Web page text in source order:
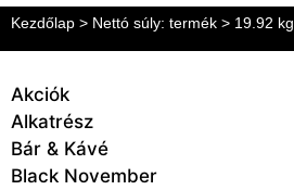
Kezdőlap > Nettó súly: termék > 19.92 kg
Akciók
Alkatrész
Bár & Kávé
Black November